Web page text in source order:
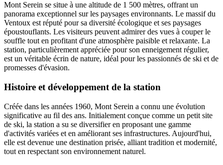
Mont Serein se situe à une altitude de 1 500 mètres, offrant un
panorama exceptionnel sur les paysages environnants. Le massif du
Ventoux est réputé pour sa diversité écologique et ses paysages
époustouflants. Les visiteurs peuvent admirer des vues à couper le
souffle tout en profitant d'une atmosphère paisible et relaxante. La
station, particulièrement appréciée pour son enneigement régulier,
est un véritable écrin de nature, idéal pour les passionnés de ski et de
promesses d'évasion.
Histoire et développement de la station
Créée dans les années 1960, Mont Serein a connu une évolution
significative au fil des ans. Initialement conçue comme un petit site
de ski, la station a su se diversifier en proposant une gamme
d'activités variées et en améliorant ses infrastructures. Aujourd'hui,
elle est devenue une destination prisée, alliant tradition et modernité,
tout en respectant son environnement naturel.